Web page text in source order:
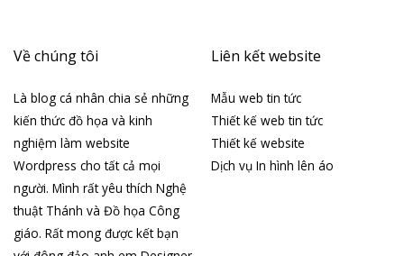
Về chúng tôi
Là blog cá nhân chia sẻ những
kiến thức đồ họa và kinh
nghiệm làm website
Wordpress cho tất cả mọi
người. Mình rất yêu thích Nghệ
thuật Thánh và Đồ họa Công
giáo. Rất mong được kết bạn
Liên kết website
Mẫu web tin tức
Thiết kế web tin tức
Thiết kế website
Dịch vụ In hình lên áo